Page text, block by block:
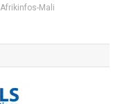
Afrikinfos-Mali